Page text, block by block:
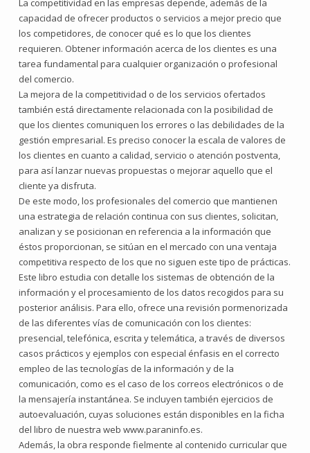
La competitividad en las empresas depende, además de la
capacidad de ofrecer productos o servicios a mejor precio que
los competidores, de conocer qué es lo que los clientes
requieren. Obtener información acerca de los clientes es una
tarea fundamental para cualquier organización o profesional
del comercio.
La mejora de la competitividad o de los servicios ofertados
también está directamente relacionada con la posibilidad de
que los clientes comuniquen los errores o las debilidades de la
gestión empresarial. Es preciso conocer la escala de valores de
los clientes en cuanto a calidad, servicio o atención postventa,
para así lanzar nuevas propuestas o mejorar aquello que el
cliente ya disfruta.
De este modo, los profesionales del comercio que mantienen
una estrategia de relación continua con sus clientes, solicitan,
analizan y se posicionan en referencia a la información que
éstos proporcionan, se sitúan en el mercado con una ventaja
competitiva respecto de los que no siguen este tipo de prácticas.
Este libro estudia con detalle los sistemas de obtención de la
información y el procesamiento de los datos recogidos para su
posterior análisis. Para ello, ofrece una revisión pormenorizada
de las diferentes vías de comunicación con los clientes:
presencial, telefónica, escrita y telemática, a través de diversos
casos prácticos y ejemplos con especial énfasis en el correcto
empleo de las tecnologías de la información y de la
comunicación, como es el caso de los correos electrónicos o de
la mensajería instantánea. Se incluyen también ejercicios de
autoevaluación, cuyas soluciones están disponibles en la ficha
del libro de nuestra web www.paraninfo.es.
Además, la obra responde fielmente al contenido curricular que